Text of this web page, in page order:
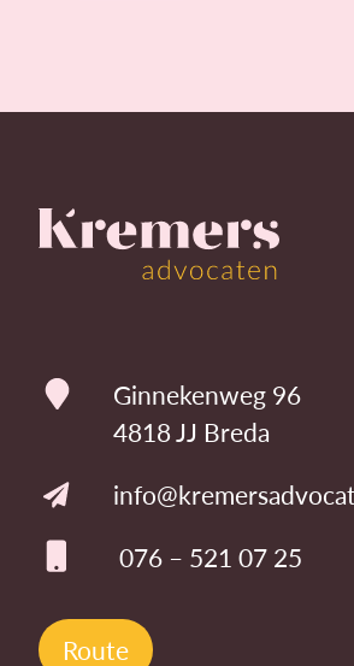
Ginnekenweg 96
4818 JJ Breda
076 – 521 07 25
Route